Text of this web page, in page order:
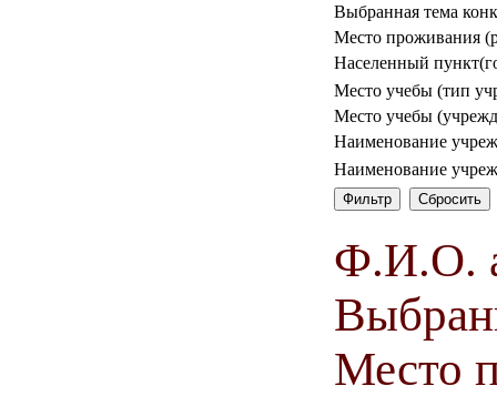
Выбранная тема
Место проживания
Населенный
Место учебы (тип
Место учебы
Наименование
Наименование
Ф.И.О.
Место